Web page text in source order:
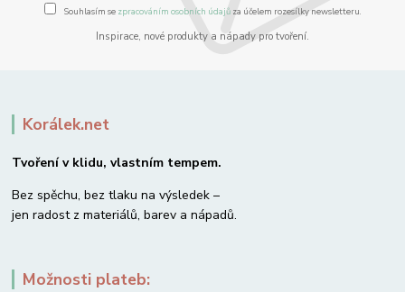
Souhlasím se zpracováním osobních údajůza účelem rozesílky newsletteru.
Inspirace, nové produkty a nápady pro tvoření.
Korálek.net
Tvoření v klidu, vlastním tempem.
Bez spěchu, bez tlaku na výsledek –
jen radost z materiálů, barev a nápadů.
Možnosti plateb: